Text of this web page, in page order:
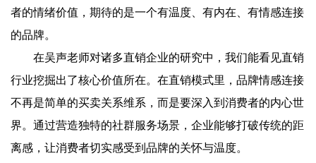
者的情绪价值，期待的是一个有温度、有内在、有情感连接
的品牌。
在吴声老师对诸多直销企业的研究中，我们能看见直销
行业挖掘出了核心价值所在。在直销模式里，品牌情感连接
不再是简单的买卖关系维系，而是要深入到消费者的内心世
界。通过营造独特的社群服务场景，企业能够打破传统的距
离感，让消费者切实感受到品牌的关怀与温度。